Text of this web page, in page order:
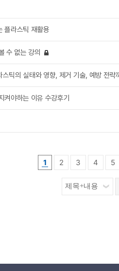
플라스틱 재활용
수 없는 강의
스틱의 실태와 영향, 제거 기술, 예방 전략
켜야하는 이유 수강후기
1 2 3 4 5